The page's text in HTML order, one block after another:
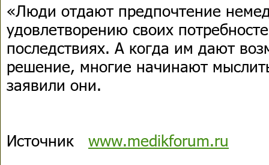
«Люди отдают предпочтение
удовлетворению своих
последствиях. А когда им дают
решение, многие начинают
заявили они.
Источник www.medikforum.ru